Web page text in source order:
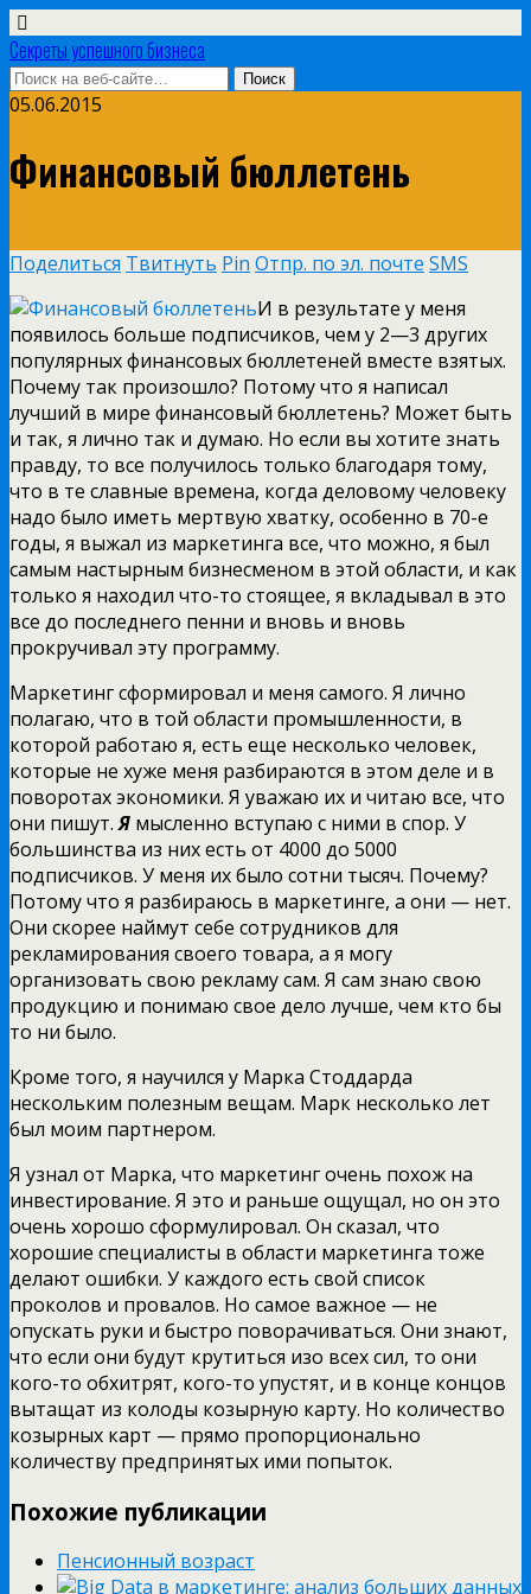
Секреты успешного бизнеса
05.06.2015
Финансовый бюллетень
Поделиться Твитнуть Pin Отпр. по эл. почте SMS
И в результате у меня
появилось больше подписчиков, чем у 2—3 других
популярных финансовых бюллетеней вместе взятых.
Почему так произошло? Потому что я написал
лучший в мире финансовый бюллетень? Может быть
и так, я лично так и думаю. Но если вы хотите знать
правду, то все получилось только благодаря тому,
что в те славные времена, когда деловому человеку
надо было иметь мертвую хватку, особенно в 70-е
годы, я выжал из маркетинга все, что можно, я был
самым настырным бизнесменом в этой области, и как
только я находил что-то стоящее, я вкладывал в это
все до последнего пенни и вновь и вновь
прокручивал эту программу.
Маркетинг сформировал и меня самого. Я лично
полагаю, что в той области промышленности, в
которой работаю я, есть еще несколько человек,
которые не хуже меня разбираются в этом деле и в
поворотах экономики. Я уважаю их и читаю все, что
они пишут.Я мысленно вступаю с ними в спор. У
большинства из них есть от 4000 до 5000
подписчиков. У меня их было сотни тысяч. Почему?
Потому что я разбираюсь в маркетинге, а они — нет.
Они скорее наймут себе сотрудников для
рекламирования своего товара, а я могу
организовать свою рекламу сам. Я сам знаю свою
продукцию и понимаю свое дело лучше, чем кто бы
то ни было.
Кроме того, я научился у Марка Стоддарда
нескольким полезным вещам. Марк несколько лет
был моим партнером.
Я узнал от Марка, что маркетинг очень похож на
инвестирование. Я это и раньше ощущал, но он это
очень хорошо сформулировал. Он сказал, что
хорошие специалисты в области маркетинга тоже
делают ошибки. У каждого есть свой список
проколов и провалов. Но самое важное — не
опускать руки и быстро поворачиваться. Они знают,
что если они будут крутиться изо всех сил, то они
кого-то обхитрят, кого-то упустят, и в конце концов
вытащат из колоды козырную карту. Но количество
козырных карт — прямо пропорционально
количеству предпринятых ими попыток.
Похожие публикации
Пенсионный возраст